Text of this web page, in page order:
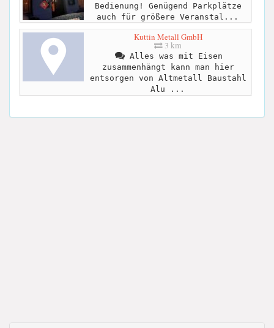
Bedienung! Genügend Parkplätze
auch für größere Veranstal...
Kuttin Metall GmbH
3 km
Alles was mit Eisen
zusammenhängt kann man hier
entsorgen von Altmetall Baustahl
Alu ...